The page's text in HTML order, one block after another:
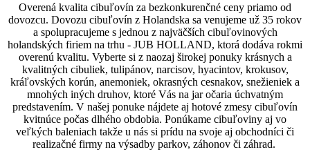
Overená kvalita cibuľovín za bezkonkurenčné ceny priamo od
dovozcu. Dovozu cibuľovín z Holandska sa venujeme už 35 rokov
a spolupracujeme s jednou z najväčších cibuľovinových
holandských firiem na trhu - JUB HOLLAND, ktorá dodáva rokmi
overenú kvalitu. Vyberte si z naozaj širokej ponuky krásnych a
kvalitných cibuliek, tulipánov, narcisov, hyacintov, krokusov,
kráľovských korún, anemoniek, okrasných cesnakov, snežieniek a
mnohých iných druhov, ktoré Vás na jar očaria úchvatným
predstavením. V našej ponuke nájdete aj hotové zmesy cibuľovín
kvitnúce počas dlhého obdobia. Ponúkame cibuľoviny aj vo
veľkých baleniach takže u nás si prídu na svoje aj obchodníci či
realizačné firmy na výsadby parkov, záhonov či záhrad.